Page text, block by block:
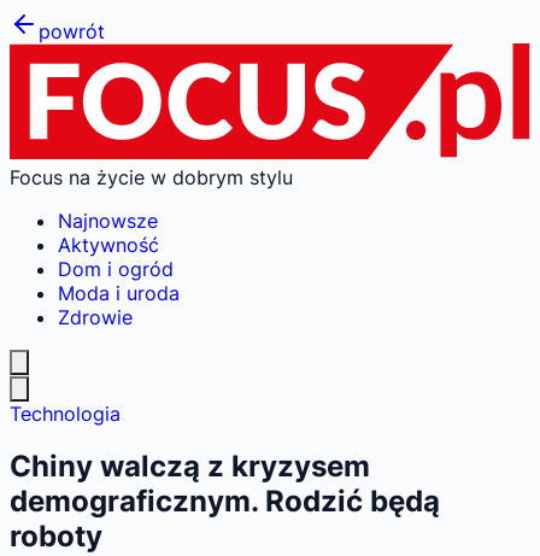
powrót
Focus na życie w dobrym stylu
Najnowsze
Aktywność
Dom i ogród
Moda i uroda
Zdrowie
Technologia
Chiny walczą z kryzysem
demograficznym. Rodzić będą
roboty